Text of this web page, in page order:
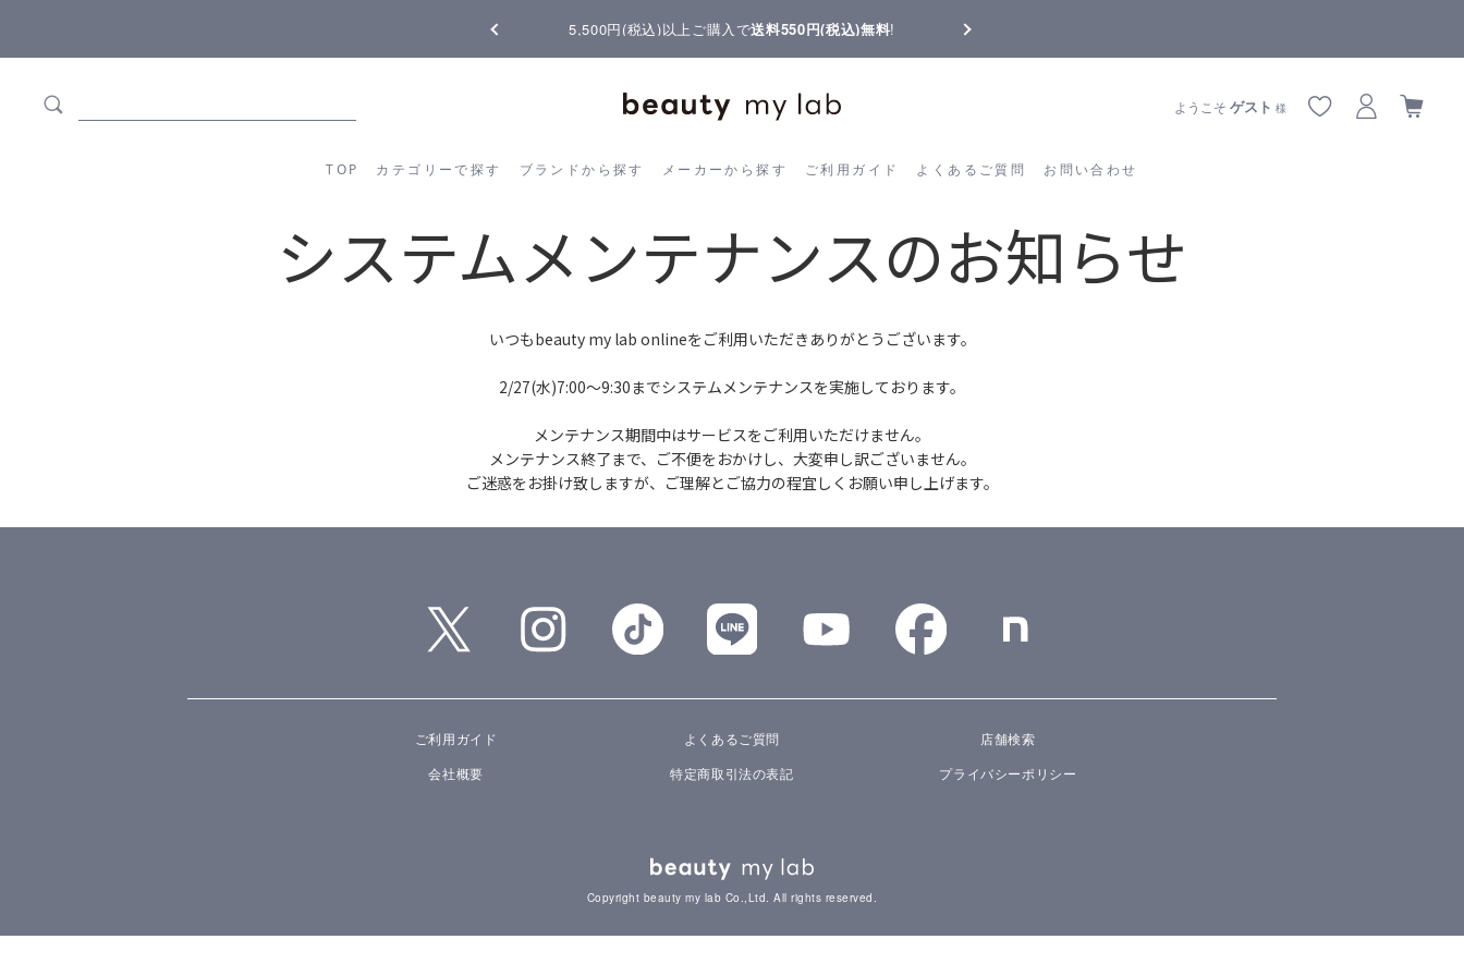
5,500円(税込)以上ご購入で送料550円(税込)無料!
TOP カテゴリーで探す ブランドから探す メーカーから探す ご利用ガイド よくあるご質問 お問い合わせ
ようこそゲスト 様
カテゴリーから探す ブランドから探す メーカーから探す ご利用ガイド よくあるご質問
システムメンテナンスのお知らせ
いつもbeauty my lab onlineをご利用いただきありがとうございます。
2/27(水)7:00～9:30までシステムメンテナンスを実施しております。
メンテナンス期間中はサービスをご利用いただけません。
メンテナンス終了まで、ご不便をおかけし、大変申し訳ございません。
ご迷惑をお掛け致しますが、ご理解とご協力の程宜しくお願い申し上げます。
ご利用ガイド よくあるご質問
店舗検索
会社概要
特定商取引法の表記 プライバシーポリシー
Copyright beauty my lab Co.,Ltd. All rights reserved.